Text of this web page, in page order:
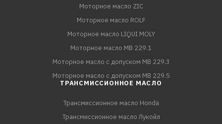
Моторное масло ZIC
Моторное масло ROLF
Моторное масло LIQUI MOLY
Моторное масло MB 229.1
Моторное масло с допуском MB 229.3
Моторное масло с допуском MB 229.5
ТРАНСМИССИОННОЕ МАСЛО
Трансмиссионное масло Honda
Трансмиссионное масло Лукойл